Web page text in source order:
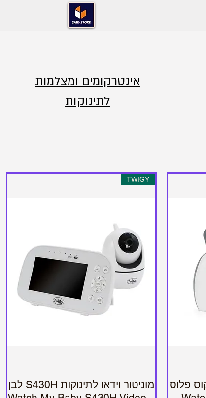
אינטרקומים ומצלמות
לתינוקות
פלוס
תצוגה מהירה
TWIGY
מוניטור וידאו לתינוקות S430H לבן